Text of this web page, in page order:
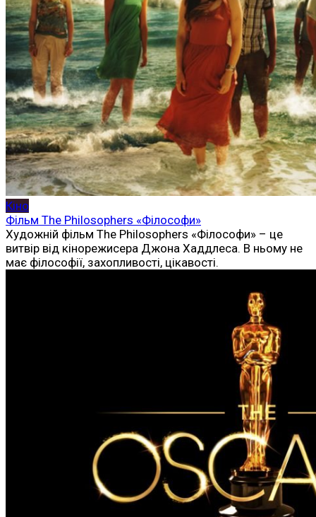
Кіно
Фільм The Philosophers «Філософи»
Художній фільм The Philosophers «Філософи» – це
витвір від кінорежисера Джона Хаддлеса. В ньому не
має філософії, захопливості, цікавості.